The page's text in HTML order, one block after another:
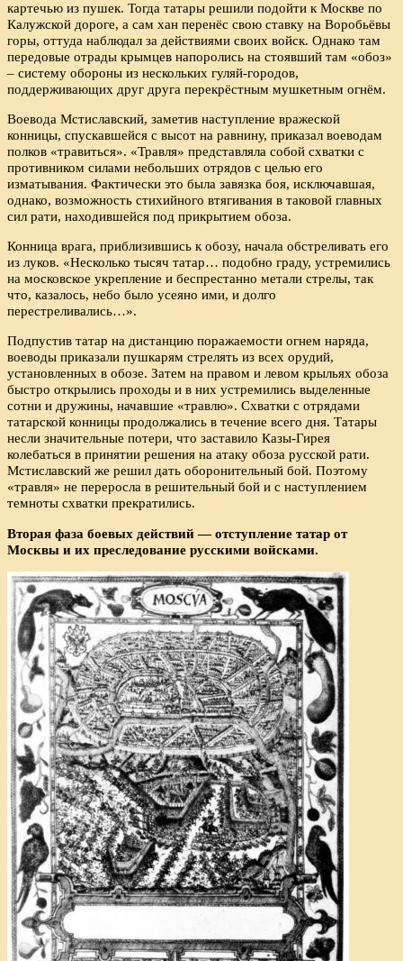
картечью из пушек. Тогда татары решили подойти к Москве по
Калужской дороге, а сам хан перенёс свою ставку на Воробьёвы
горы, оттуда наблюдал за действиями своих войск. Однако там
передовые отрады крымцев напоролись на стоявший там «обоз»
– систему обороны из нескольких гуляй-городов,
поддерживающих друг друга перекрёстным мушкетным огнём.
Воевода Мстиславский, заметив наступление вражеской
конницы, спускавшейся с высот на равнину, приказал воеводам
полков «травиться». «Травля» представляла собой схватки с
противником силами небольших отрядов с целью его
изматывания. Фактически это была завязка боя, исключавшая,
однако, возможность стихийного втягивания в таковой главных
сил рати, находившейся под прикрытием обоза.
Конница врага, приблизившись к обозу, начала обстреливать его
из луков. «Несколько тысяч татар… подобно граду, устремились
на московское укрепление и беспрестанно метали стрелы, так
что, казалось, небо было усеяно ими, и долго
перестреливались…».
Подпустив татар на дистанцию поражаемости огнем наряда,
воеводы приказали пушкарям стрелять из всех орудий,
установленных в обозе. Затем на правом и левом крыльях обоза
быстро открылись проходы и в них устремились выделенные
сотни и дружины, начавшие «травлю». Схватки с отрядами
татарской конницы продолжались в течение всего дня. Татары
несли значительные потери, что заставило Казы-Гирея
колебаться в принятии решения на атаку обоза русской рати.
Мстиславский же решил дать оборонительный бой. Поэтому
«травля» не переросла в решительный бой и с наступлением
темноты схватки прекратились.
Вторая фаза боевых действий — отступление татар от
Москвы и их преследование русскими войсками.